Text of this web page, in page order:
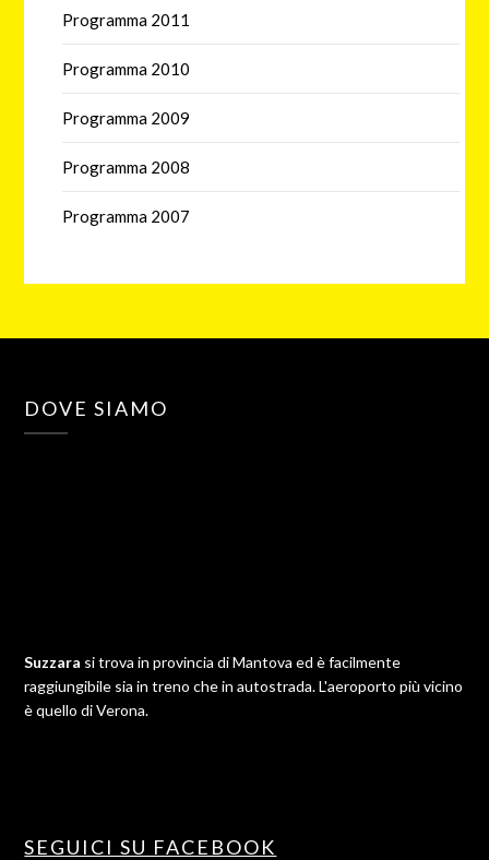
Programma 2011
Programma 2010
Programma 2009
Programma 2008
Programma 2007
DOVE SIAMO
Suzzara si trova in provincia di Mantova ed è facilmente
raggiungibile sia in treno che in autostrada. L'aeroporto più vicino
è quello di Verona.
SEGUICI SU FACEBOOK